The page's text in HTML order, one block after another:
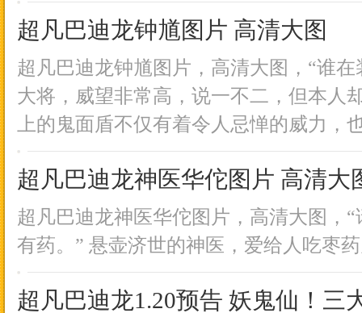
超凡巴迪龙钟馗图片 高清大图
超凡巴迪龙钟馗图片，高清大图，“谁
大将，威望非常高，说一不二，但本人
上的鬼面盾不仅有着令人忌惮的威力，
超凡巴迪龙神医华佗图片 高清大
超凡巴迪龙神医华佗图片，高清大图，
有药。” 悬壶济世的神医，爱给人吃枣
超凡巴迪龙1.20预告 妖鬼仙！三